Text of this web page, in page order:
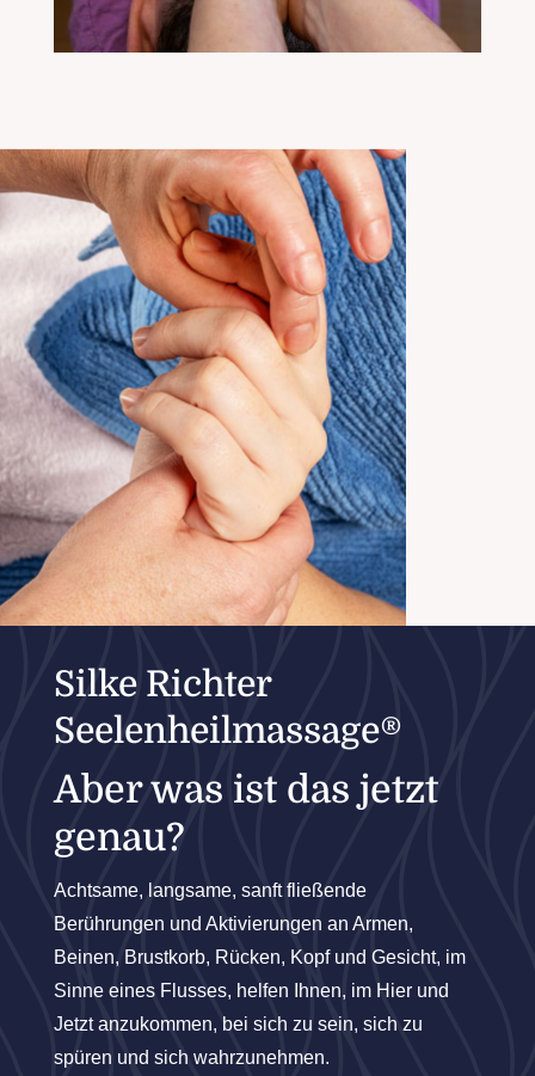
Silke Richter
Seelenheilmassage®
Aber was ist das jetzt
genau?
Achtsame, langsame, sanft fließende
Berührungen und Aktivierungen an Armen,
Beinen, Brustkorb, Rücken, Kopf und Gesicht, im
Sinne eines Flusses, helfen Ihnen, im Hier und
Jetzt anzukommen, bei sich zu sein, sich zu
spüren und sich wahrzunehmen.